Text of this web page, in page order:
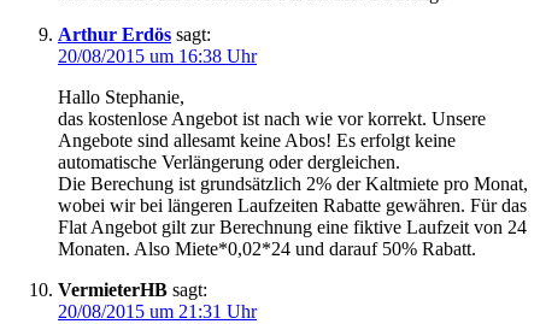
Arthur Erdös sagt:
20/08/2015 um 16:38 Uhr
Hallo Stephanie,
das kostenlose Angebot ist nach wie vor korrekt. Unsere
Angebote sind allesamt keine Abos! Es erfolgt keine
automatische Verlängerung oder dergleichen.
Die Berechung ist grundsätzlich 2% der Kaltmiete pro Monat,
wobei wir bei längeren Laufzeiten Rabatte gewähren. Für das
Flat Angebot gilt zur Berechnung eine fiktive Laufzeit von 24
Monaten. Also Miete*0,02*24 und darauf 50% Rabatt.
VermieterHB sagt:
20/08/2015 um 21:31 Uhr